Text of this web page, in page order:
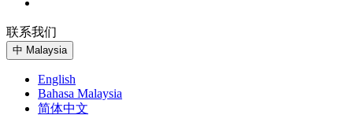
联系我们
中 Malaysia
English
Bahasa Malaysia
简体中文